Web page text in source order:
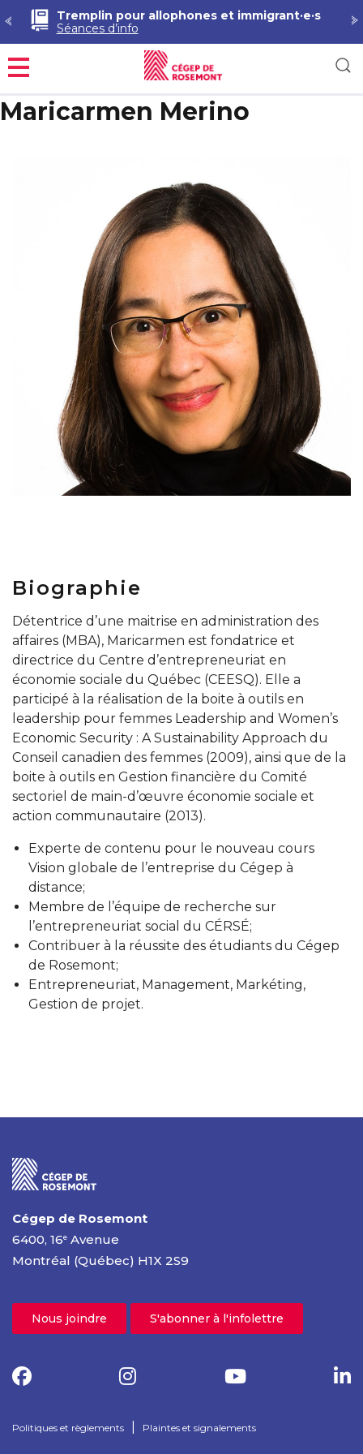
Tremplin pour allophones et immigrant·e·s
Séances d’info
Menu
Maricarmen Merino
Biographie
Détentrice d’une maitrise en administration des
affaires (MBA), Maricarmen est fondatrice et
directrice du Centre d’entrepreneuriat en
économie sociale du Québec (CEESQ). Elle a
participé à la réalisation de la boite à outils en
leadership pour femmes Leadership and Women’s
Economic Security : A Sustainability Approach du
Conseil canadien des femmes (2009), ainsi que de la
boite à outils en Gestion financière du Comité
sectoriel de main-d’œuvre économie sociale et
action communautaire (2013).
Experte de contenu pour le nouveau cours
Vision globale de l’entreprise du Cégep à
distance;
Membre de l’équipe de recherche sur
l’entrepreneuriat social du CÉRSÉ;
Contribuer à la réussite des étudiants du Cégep
de Rosemont;
Entrepreneuriat, Management, Markéting,
Gestion de projet.
Cégep de Rosemont
6400, 16e Avenue
Montréal (Québec) H1X 2S9
Nous joindre S'abonner à l'infolettre
Politiques et règlements Plaintes et signalements